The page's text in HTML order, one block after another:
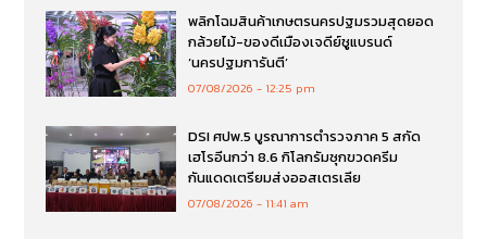
พลิกโฉมสินค้าเกษตรนครปฐมรวมสุดยอด
กล้วยไม้-ของดีเมืองเจดีย์ชูแบรนด์
‘นครปฐมการันตี’
07/08/2026 12:25 pm
DSI ศปพ.5 บูรณาการตำรวจภาค 5 สกัด
เฮโรอีนกว่า 8.6 กิโลกรัมซุกขวดครีม
กันแดดเตรียมส่งออสเตรเลีย
07/08/2026 11:41 am